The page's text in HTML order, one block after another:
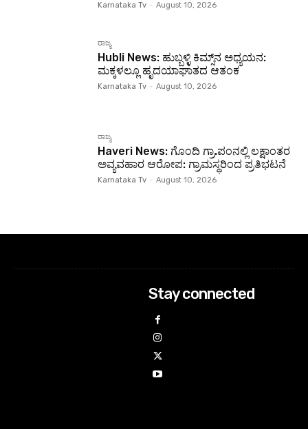
Karnataka Tv - August 10, 2026
ರಾಜ್ಯ
Hubli News: ಹುಬ್ಬಳ್ಳಿ ಕಿಮ್ಸ್‌ನ ಅಧ್ಯಯನ:
ಮಕ್ಕಳಲ್ಲೂ ಹೃದಯಾಘಾತದ ಆತಂಕ
Karnataka Tv - August 10, 2026
ರಾಜ್ಯ
Haveri News: ಗೊಂದಿ ಗ್ರಾ.ಪಂನಲ್ಲಿ ಲಕ್ಷಾಂತರ
ಅವ್ಯವಹಾರ ಆರೋಪ: ಗ್ರಾಮಸ್ಥರಿಂದ ಪ್ರತಿಭಟನೆ
Karnataka Tv - August 10, 2026
Stay connected